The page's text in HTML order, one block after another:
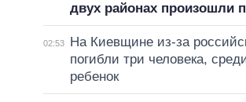
двух районах произошли
02:53
На Киевщине из-за
погибли три человека,
ребенок